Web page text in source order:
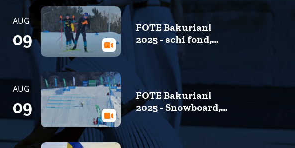
AUG
09
FOTE Bakuriani
2025 - schi fond,
arena de biatlon și
Bakuriani
AUG
09
FOTE Bakuriani
2025 - Snowboard,
primele
antrenamente